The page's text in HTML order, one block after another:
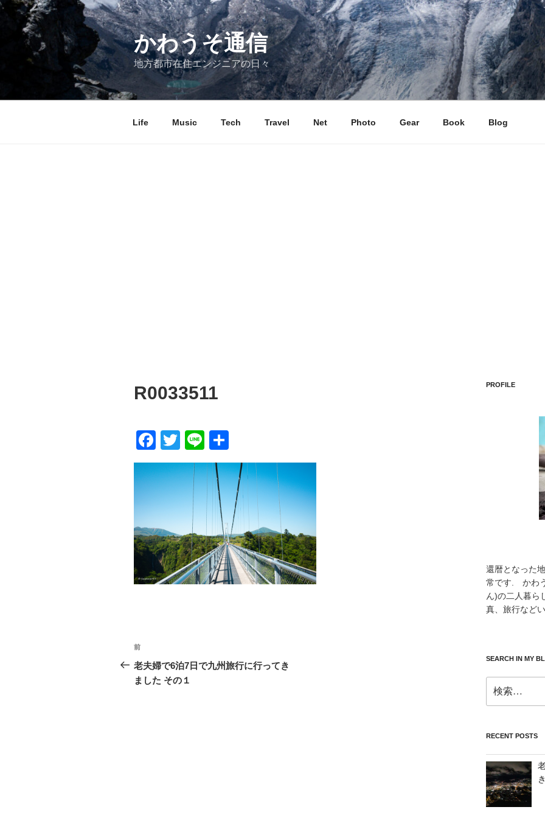
コ
かわうそ通信
地方都市在住エンジニアの日々
Life Music Tech Travel Net Photo Gear Book Blog
R0033511
F
a
c
e
b
o
o
k
T
wi
tt
er
Li
n
e
有
投
稿
ナ
前
の
投
前
老夫婦で6泊7日で九州旅行に行ってき
ました その１
PROFILE
還暦となった
常です. かわ
ん)の二人暮ら
真、旅行など
SEARCH IN MY
索:
RECENT POSTS